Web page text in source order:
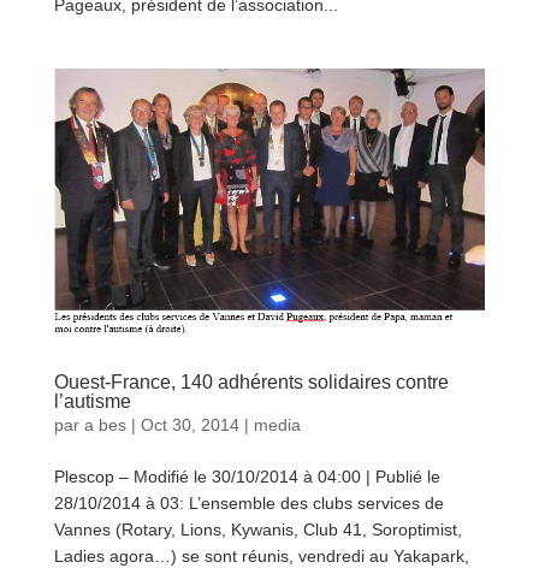
Pageaux, président de l’association...
Ouest-France, 140 adhérents solidaires contre
l’autisme
par a bes| Oct 30, 2014| media
Plescop – Modifié le 30/10/2014 à 04:00 | Publié le
28/10/2014 à 03: L’ensemble des clubs services de
Vannes (Rotary, Lions, Kywanis, Club 41, Soroptimist,
Ladies agora…) se sont réunis, vendredi au Yakapark,